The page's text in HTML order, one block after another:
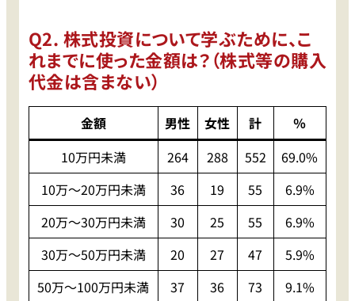
Q2. 株式投資について学ぶために、こ
れまでに使った金額は？（株式等の購入
代金は含まない）
金額 男性 女性 計
％
10万円未満
264 288 552
69.0%
10万〜20万円未満
36 19 55
6.9%
20万〜30万円未満
30 25 55
6.9%
30万〜50万円未満
20 27 47
5.9%
50万〜100万円未満
37 36 73
9.1%